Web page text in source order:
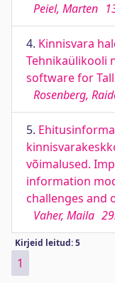
Peiel, Marten
4. Kinnisvara
Tehnikaülikooli
software for
Rosenberg,
5.
võimalused.
information
challenges and
Vaher, Maila
Kirjeid leitud: 5
1